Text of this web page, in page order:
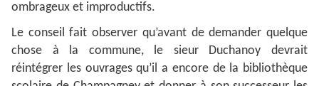
ombrageux et improductifs.
Le conseil fait observer qu’avant de demander quelque
chose à la commune, le sieur Duchanoy devrait
réintégrer les ouvrages qu’il a encore de la bibliothèque